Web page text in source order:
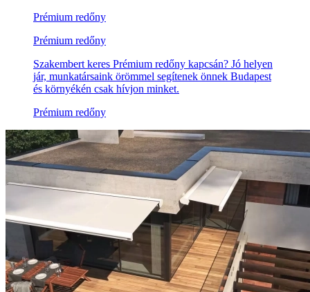
Prémium redőny
Prémium redőny
Szakembert keres Prémium redőny kapcsán? Jó helyen
jár, munkatársaink örömmel segítenek önnek Budapest
és környékén csak hívjon minket.
Prémium redőny